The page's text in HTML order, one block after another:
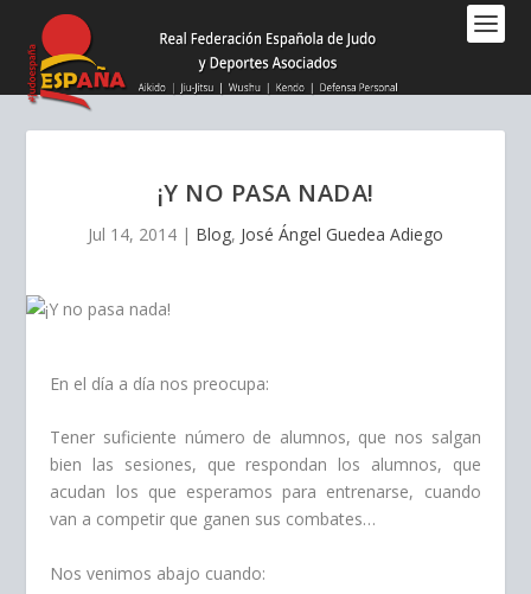
este
sitio
web
accesibilidad.
¡Y NO PASA NADA!
Jul 14, 2014 | Blog, José Ángel Guedea Adiego
En el día a día nos preocupa:
Tener suficiente número de alumnos, que nos salgan
bien las sesiones, que respondan los alumnos, que
acudan los que esperamos para entrenarse, cuando
van a competir que ganen sus combates…
Nos venimos abajo cuando: